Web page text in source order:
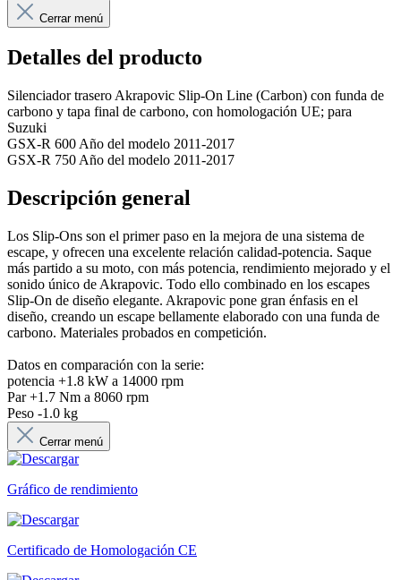
Cerrar menú
Detalles del producto
Silenciador trasero Akrapovic Slip-On Line (Carbon) con funda de
carbono y tapa final de carbono, con homologación UE; para
Suzuki
GSX-R 600 Año del modelo 2011-2017
GSX-R 750 Año del modelo 2011-2017
Descripción general
Los Slip-Ons son el primer paso en la mejora de una sistema de
escape, y ofrecen una excelente relación calidad-potencia. Saque
más partido a su moto, con más potencia, rendimiento mejorado y el
sonido único de Akrapovic. Todo ello combinado en los escapes
Slip-On de diseño elegante. Akrapovic pone gran énfasis en el
diseño, creando un escape bellamente elaborado con una funda de
carbono. Materiales probados en competición.
Datos en comparación con la serie:
potencia +1.8 kW a 14000 rpm
Par +1.7 Nm a 8060 rpm
Peso -1.0 kg
Cerrar menú
Gráfico de rendimiento
Certificado de Homologación CE